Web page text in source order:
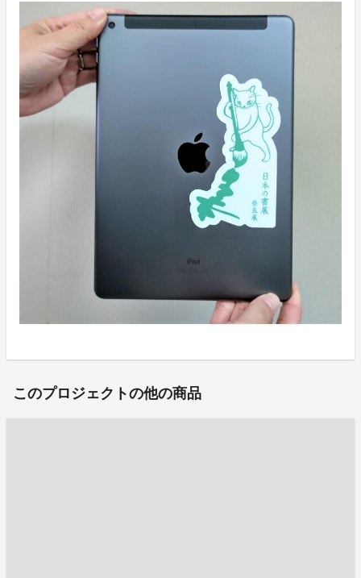
このプロジェクトの他の商品